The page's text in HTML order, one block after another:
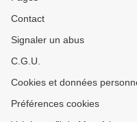
Contact
Signaler un abus
C.G.U.
Cookies et données
Préférences cookies